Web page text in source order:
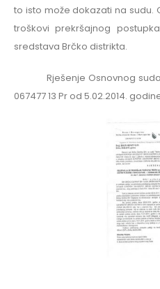
to isto može dokazati na
troškovi prekršajnog
sredstava Brčko distrikta.
Rješenje Osnovnog
067477 13 Pr od 5.02.2014.